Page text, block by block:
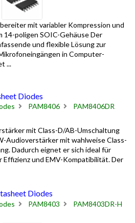
mit variabler Kompression und
14-poligen SOIC-Gehäuse Der
und flexible Lösung zur
in Computer-
...
Diodes
PAM8406 PAM8406DR
mit Class-D/AB-Umschaltung
Audioverstärker mit wahlweise Class-
Dadurch eignet er sich ideal für
und EMV-Kompatibilität. Der
Diodes
PAM8403 PAM8403DR-H